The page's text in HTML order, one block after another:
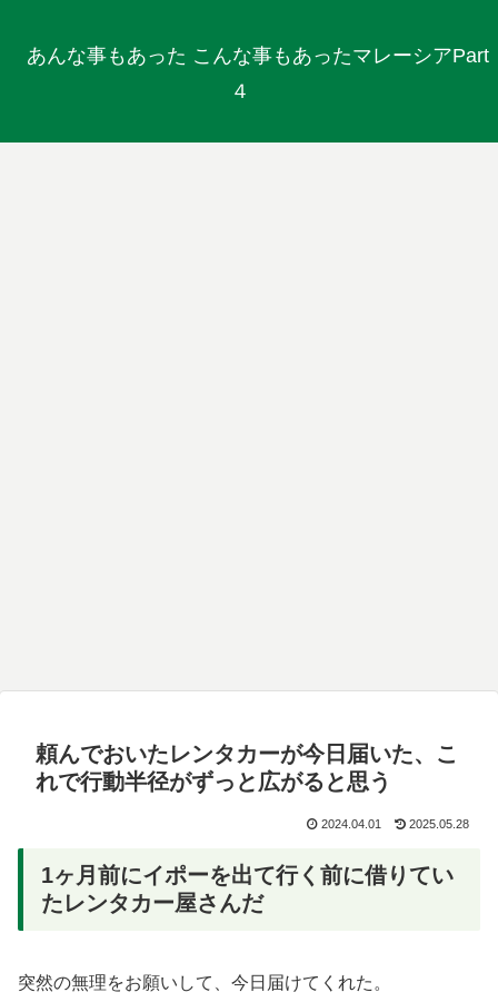
あんな事もあった こんな事もあったマレーシアPart
４
頼んでおいたレンタカーが今日届いた、こ
れで行動半径がずっと広がると思う
2024.04.01 2025.05.28
1ヶ月前にイポーを出て行く前に借りてい
たレンタカー屋さんだ
突然の無理をお願いして、今日届けてくれた。